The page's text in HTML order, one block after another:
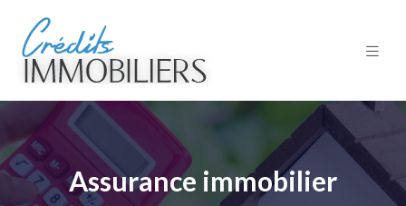
Assurance immobilier